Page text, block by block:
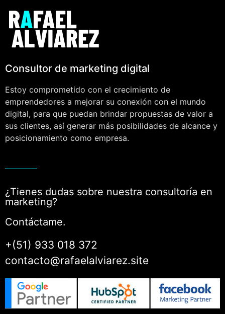
Consultor de marketing digital
Estoy comprometido con el crecimiento de
emprendedores a mejorar su conexión con el mundo
digital, para que puedan brindar propuestas de valor a
sus clientes, así generar más posibilidades de alcance y
posicionamiento como empresa.
¿Tienes dudas sobre nuestra consultoría en
marketing?
Contáctame.
+(51) 933 018 372
contacto@rafaelalviarez.site